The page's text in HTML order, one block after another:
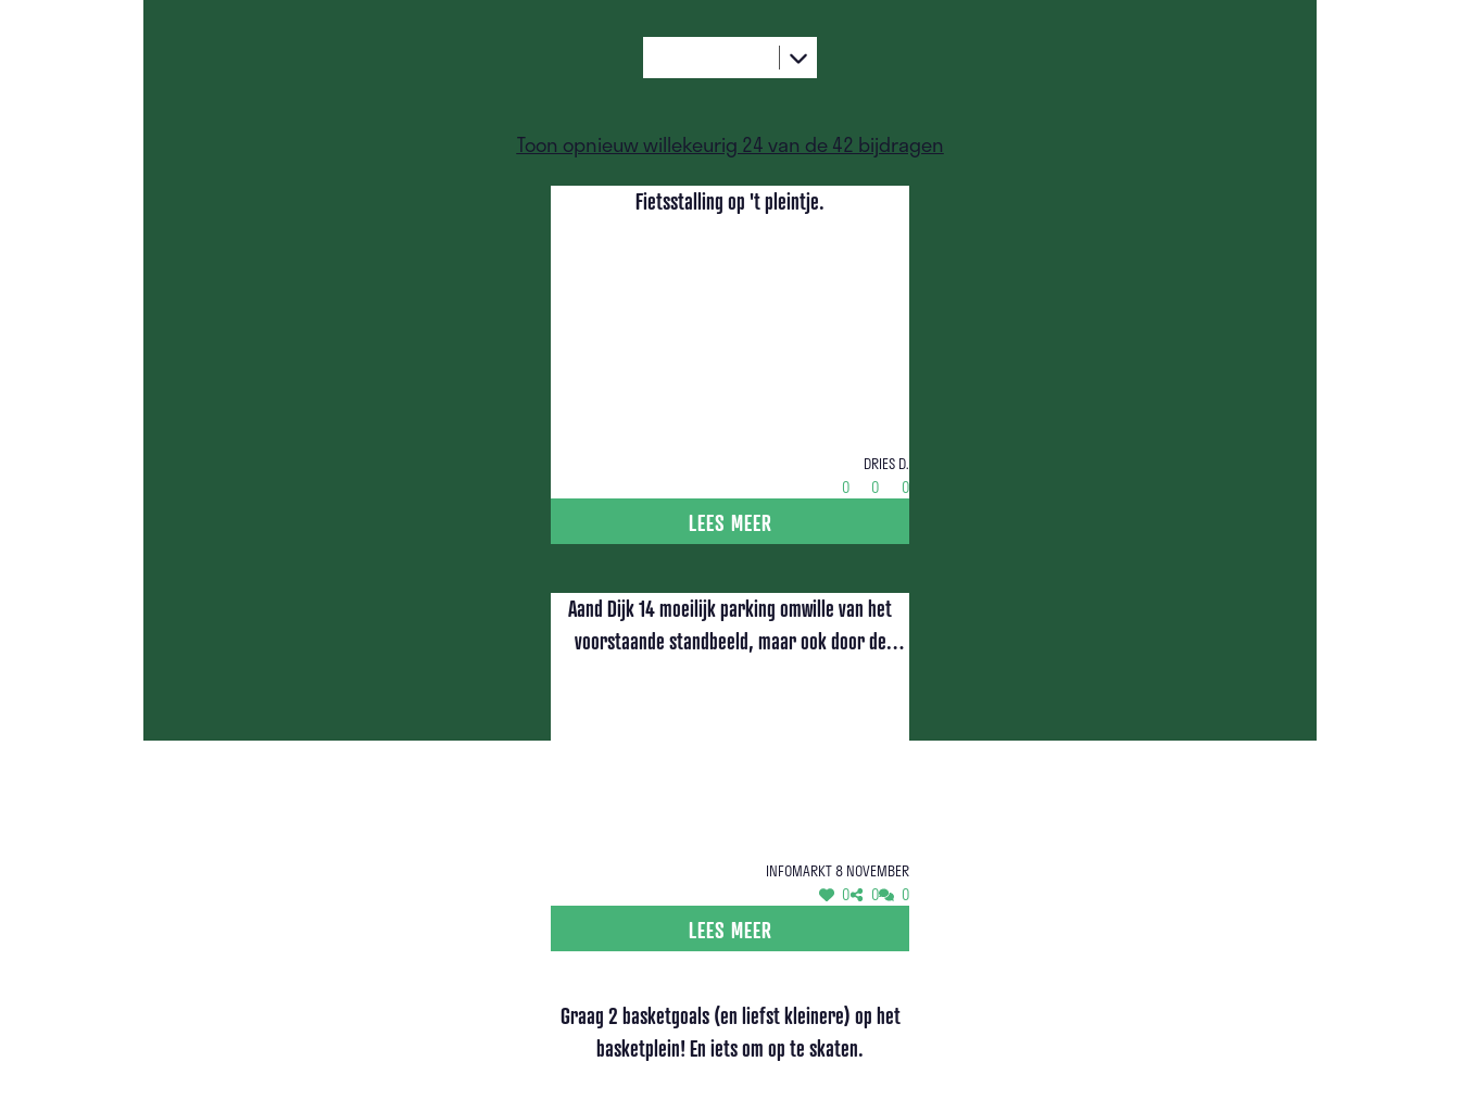
Toon opnieuw willekeurig 24 van de 42 bijdragen
Fietsstalling op 't pleintje.
Dries D.
0 0 0
LEES MEER
Aand Dijk 14 moeilijk parking omwille van het
voorstaande standbeeld, maar ook door de
Infomarkt 8 november
0 0 0
LEES MEER
Graag 2 basketgoals (en liefst kleinere) op het
basketplein! En iets om op te skaten.